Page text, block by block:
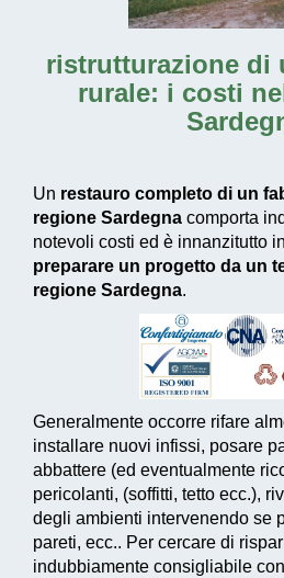
ristrutturazione di
rurale: i costi
Un restauro completo di un
regione Sardegna comporta
notevoli costi ed è innanzitutto
preparare un progetto da un
regione Sardegna.
Generalmente occorre rifare
installare nuovi infissi, posare
abbattere (ed eventualmente
pericolanti, (soffitti, tetto ecc.),
degli ambienti intervenendo se
pareti, ecc.. Per cercare di
indubbiamente consigliabile